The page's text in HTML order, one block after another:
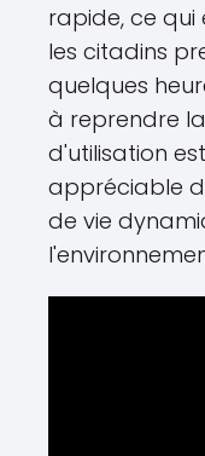
rapide, ce
les citadins
quelques
à reprendre
d'utilisation
appréciable
de vie